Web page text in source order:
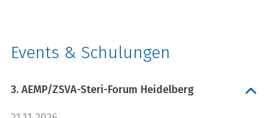
Events & Schulungen
3. AEMP/ZSVA-Steri-Forum Heidelberg